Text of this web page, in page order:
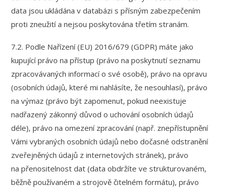
data jsou ukládána v databázi s přísným zabezpečením
proti zneužití a nejsou poskytována třetím stranám.
7.2. Podle Nařízení (EU) 2016/679 (GDPR) máte jako
kupující právo na přístup (právo na poskytnutí seznamu
zpracovávaných informací o své osobě), právo na opravu
(osobních údajů, které mi nahlásíte, že nesouhlasí), právo
na výmaz (právo být zapomenut, pokud neexistuje
nadřazený zákonný důvod o uchování osobních údajů
déle), právo na omezení zpracování (např. znepřístupnění
Vámi vybraných osobních údajů nebo dočasné odstranění
zveřejněných údajů z internetových stránek), právo
na přenositelnost dat (data obdržíte ve strukturovaném,
běžně používaném a strojově čitelném formátu), právo